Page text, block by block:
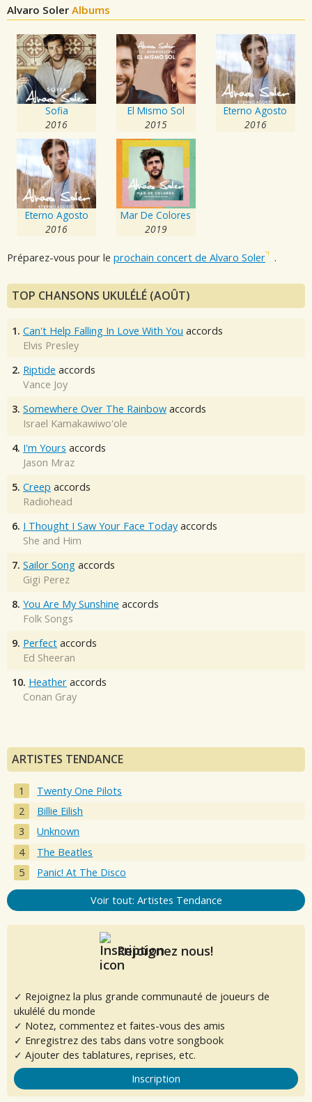
Alvaro Soler Albums
Sofia
2016
El Mismo Sol
2015
Eterno Agosto
2016
Eterno Agosto
2016
Mar De Colores
2019
Préparez-vous pour le prochain concert de Alvaro Soler .
TOP CHANSONS UKULÉLÉ (AOÛT)
1. Can't Help Falling In Love With You accords
Elvis Presley
2. Riptide accords
Vance Joy
3. Somewhere Over The Rainbow accords
Israel Kamakawiwo'ole
4. I'm Yours accords
Jason Mraz
5. Creep accords
Radiohead
6. I Thought I Saw Your Face Today accords
She and Him
7. Sailor Song accords
Gigi Perez
8. You Are My Sunshine accords
Folk Songs
9. Perfect accords
Ed Sheeran
10. Heather accords
Conan Gray
ARTISTES TENDANCE
Twenty One Pilots
Billie Eilish
Unknown
The Beatles
Panic! At The Disco
Voir tout: Artistes Tendance
Rejoignez nous!
✓ Rejoignez la plus grande communauté de joueurs de
ukulélé du monde
✓ Notez, commentez et faites-vous des amis
✓ Enregistrez des tabs dans votre songbook
✓ Ajouter des tablatures, reprises, etc.
Inscription